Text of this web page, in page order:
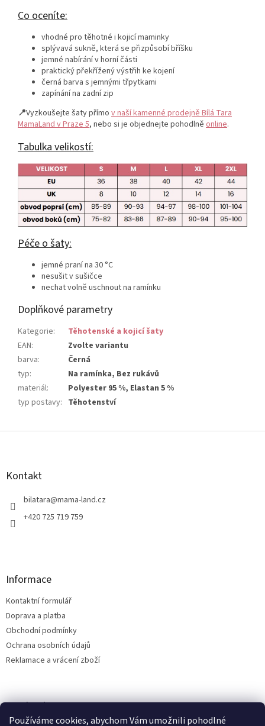
Používáme cookies, abychom Vám umožnili pohodlné
Co oceníte:
vhodné pro těhotné i kojicí maminky
splývavá sukně, která se přizpůsobí bříšku
jemné nabírání v horní části
praktický překřížený výstřih ke kojení
černá barva s jemnými třpytkami
zapínání na zadní zip
📍Vyzkoušejte šaty přímo v naší kamenné prodejně Bílá Tara
MamaLand v Praze 5, nebo si je objednejte pohodlně online.
Tabulka velikostí:
Péče o šaty:
jemné praní na 30 °C
nesušit v sušičce
nechat volně uschnout na ramínku
Doplňkové parametry
Kategorie:
Těhotenské a kojicí šaty
EAN:
Zvolte variantu
barva:
Černá
typ:
Na ramínka, Bez rukávů
materiál:
Polyester 95 %, Elastan 5 %
typ postavy: Těhotenství
Z
Kontakt
bilatara@mama-land.cz
+420 725 719 759
Informace
Kontaktní formulář
Doprava a platba
Obchodní podmínky
Ochrana osobních údajů
Reklamace a vrácení zboží
Facebook